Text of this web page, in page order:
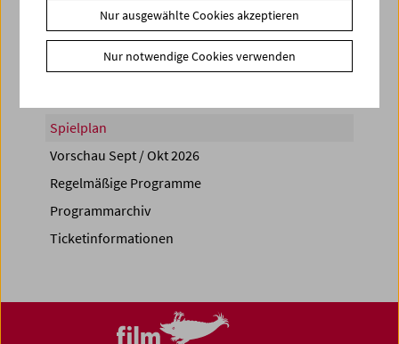
Spielplan
Vorschau Sept / Okt 2026
Regelmäßige Programme
Programmarchiv
Ticketinformationen
Nur ausgewählte Cookies akzeptieren
Nur notwendige Cookies verwenden